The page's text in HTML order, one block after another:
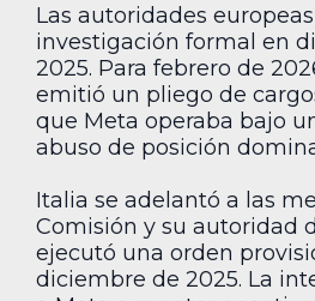
Las autoridades
investigación formal en
2025. Para febrero de
emitió un pliego de
que Meta operaba bajo
abuso de posición
Italia se adelantó a las
Comisión y su autoridad
ejecutó una orden
diciembre de 2025. La